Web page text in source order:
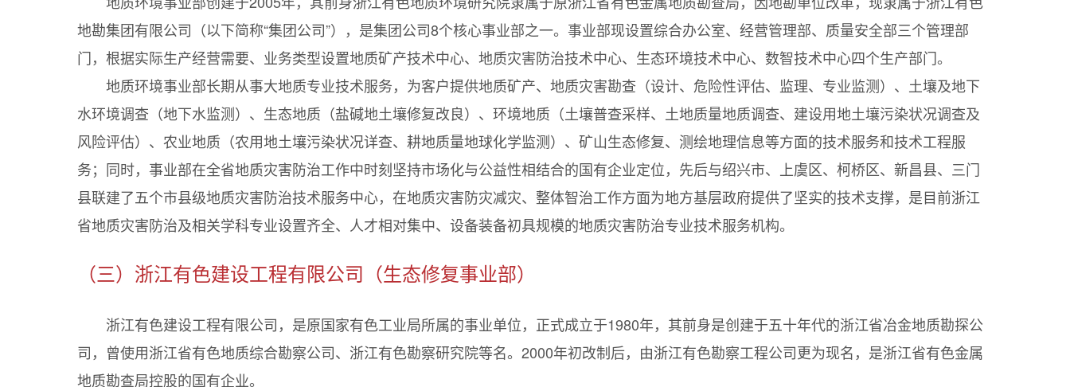
地勘集团有限公司（以下简称“集团公司”），是集团公司8个核心事业部之一。事业部现设置综合办公室、经营管理部、质量安全部三个管理部
门，根据实际生产经营需要、业务类型设置地质矿产技术中心、地质灾害防治技术中心、生态环境技术中心、数智技术中心四个生产部门。
地质环境事业部长期从事大地质专业技术服务，为客户提供地质矿产、地质灾害勘查（设计、危险性评估、监理、专业监测）、土壤及地下
水环境调查（地下水监测）、生态地质（盐碱地土壤修复改良）、环境地质（土壤普查采样、土地质量地质调查、建设用地土壤污染状况调查及
风险评估）、农业地质（农用地土壤污染状况详查、耕地质量地球化学监测）、矿山生态修复、测绘地理信息等方面的技术服务和技术工程服
务；同时，事业部在全省地质灾害防治工作中时刻坚持市场化与公益性相结合的国有企业定位，先后与绍兴市、上虞区、柯桥区、新昌县、三门
县联建了五个市县级地质灾害防治技术服务中心，在地质灾害防灾减灾、整体智治工作方面为地方基层政府提供了坚实的技术支撑，是目前浙江
省地质灾害防治及相关学科专业设置齐全、人才相对集中、设备装备初具规模的地质灾害防治专业技术服务机构。
（三）浙江有色建设工程有限公司（生态修复事业部）
浙江有色建设工程有限公司，是原国家有色工业局所属的事业单位，正式成立于1980年，其前身是创建于五十年代的浙江省冶金地质勘探公
司，曾使用浙江省有色地质综合勘察公司、浙江有色勘察研究院等名。2000年初改制后，由浙江有色勘察工程公司更为现名，是浙江省有色金属
地质勘查局控股的国有企业。